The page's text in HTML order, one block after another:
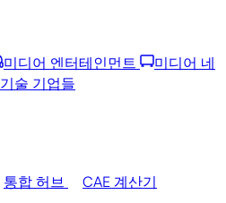
미디어 엔터테인먼트
미디어 네
기술 기업들
통합 허브 CAE 계산기